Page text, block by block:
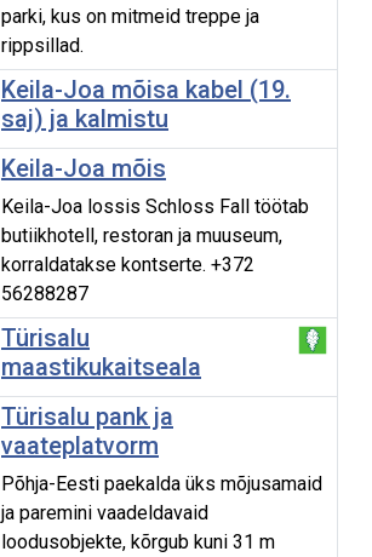
parki, kus on mitmeid treppe ja
rippsillad.
Keila-Joa mõisa kabel (19.
saj) ja kalmistu
Keila-Joa mõis
Keila-Joa lossis Schloss Fall töötab
butiikhotell, restoran ja muuseum,
korraldatakse kontserte. +372
56288287
Türisalu
maastikukaitseala
Türisalu pank ja
vaateplatvorm
Põhja-Eesti paekalda üks mõjusamaid
ja paremini vaadeldavaid
loodusobjekte, kõrgub kuni 31 m